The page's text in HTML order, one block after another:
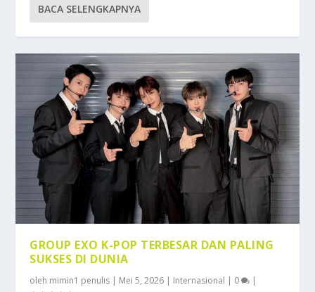
BACA SELENGKAPNYA
GROUP EXO K-POP TERBESAR DAN PALING
SUKSES DI DUNIA
oleh mimin1 penulis | Mei 5, 2026 | Internasional | 0 |